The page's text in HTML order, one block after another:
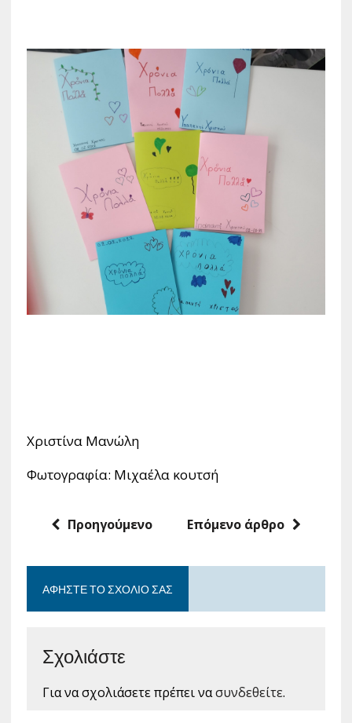
Χριστίνα Μανώλη
Φωτογραφία: Μιχαέλα κουτσή
Προηγούμενο Επόμενο άρθρο
ΑΦΉΣΤΕ ΤΟ ΣΧΌΛΙΟ ΣΑΣ
Σχολιάστε
Για να σχολιάσετε πρέπει νασυνδεθείτε.